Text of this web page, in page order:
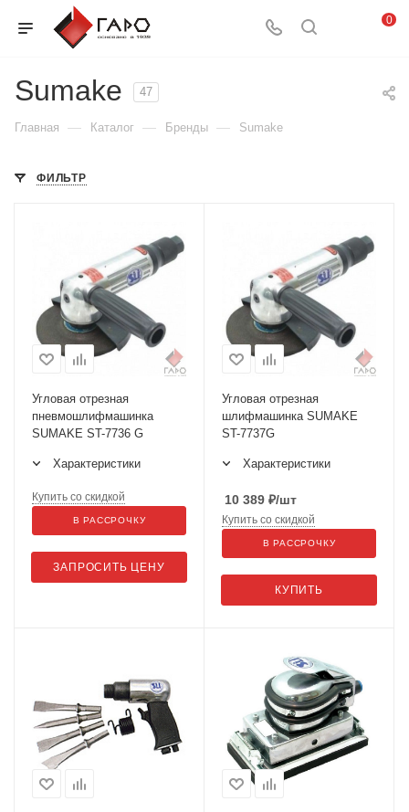
0
Sumake 47
Главная — Каталог — Бренды — Sumake
ФИЛЬТР
Угловая отрезная
пневмошлифмашинка
SUMAKE ST-7736 G
Характеристики
ЗАПРОСИТЬ ЦЕНУ
Купить со скидкой
В РАССРОЧКУ
Угловая отрезная
шлифмашинка SUMAKE
ST-7737G
Характеристики
10 389 ₽/шт
КУПИТЬ
Купить со скидкой
В РАССРОЧКУ